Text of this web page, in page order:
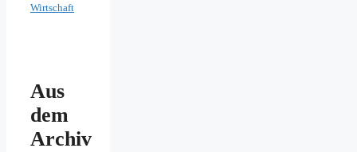
Wirtschaft
Aus
dem
Archiv